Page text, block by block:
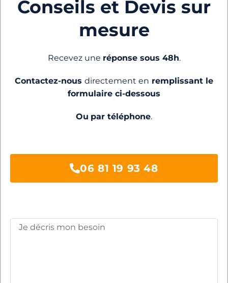
Conseils et Devis sur
mesure
Recevez une réponse sous 48h.
Contactez-nous directement en remplissant le
formulaire ci-dessous
Ou par téléphone.
06 81 19 93 48